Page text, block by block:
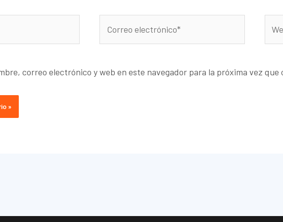
correo electrónico y web en este navegador para la próxima vez que